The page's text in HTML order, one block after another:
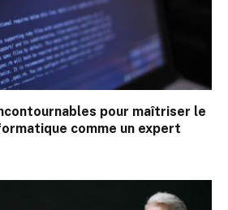
pour maîtriser le
comme un expert